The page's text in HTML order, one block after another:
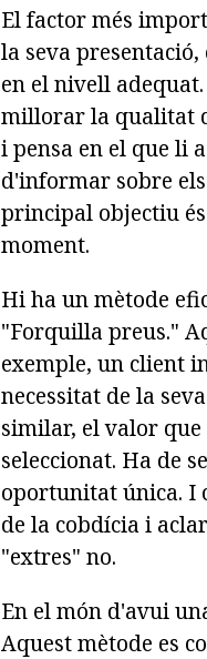
El factor més
la seva
en el nivell
millorar la qualitat
i pensa en el que li
d'informar sobre
principal objectiu
moment.
Hi ha un mètode
"Forquilla preus."
exemple, un client
necessitat de la
similar, el valor
seleccionat. Ha de
oportunitat única. I
de la cobdícia i
"extres" no.
En el món d'avui
Aquest mètode es